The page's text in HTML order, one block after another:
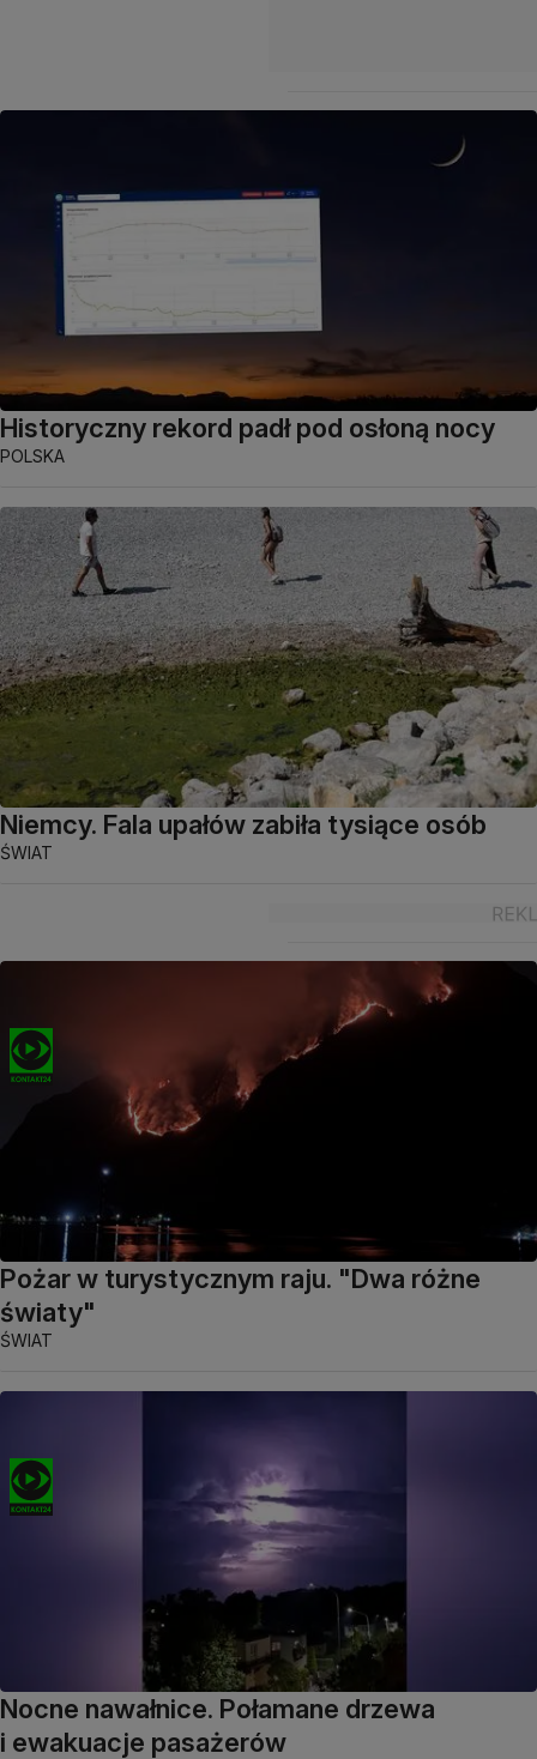
Historyczny rekord padł pod osłoną nocy
POLSKA
Niemcy. Fala upałów zabiła tysiące osób
ŚWIAT
Pożar w turystycznym raju. "Dwa różne
światy"
ŚWIAT
Nocne nawałnice. Połamane drzewa
i ewakuacje pasażerów